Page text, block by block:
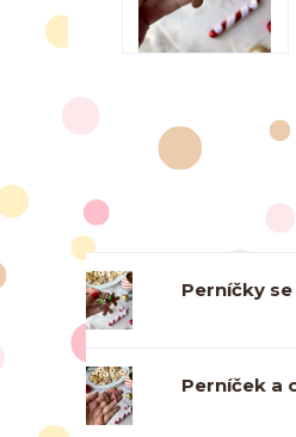
Perníčky
Perníček a